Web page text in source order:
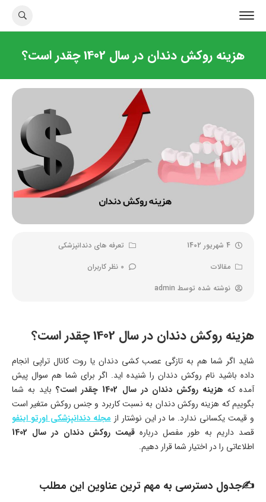
هزینه روکش دندان در سال 1402 چقدر است؟
4 شهریور 1402
تعرفه های دندانپزشکی
مقالات
0 نظر کاربران
نوشته شده توسط admin
هزینه روکش دندان در سال 1402 چقدر است؟
شاید اگر شما هم به تازگی عصب کشی دندان یا روت کانال تراپی انجام
داده باشید نام روکش دندان را شنیده اید. اگر برای شما هم سوال پیش
آمده که هزینه روکش دندان در سال 1402 چقدر است؟
باید به شما
بگوییم که هزینه روکش دندان به نسبت کاربرد و جنس روکش متغیر است
و قیمت یکسانی ندارد. ما در این نوشتار ازمجله دندانپزشکی اورتو اینفو
قصد داریم به طور مفصل دربارهقیمت روکش دندان در سال 1402
اطلاعاتی را در اختیار شما قرار دهیم.
✍جدول دسترسی به مهم ترین عناوین این مطلب